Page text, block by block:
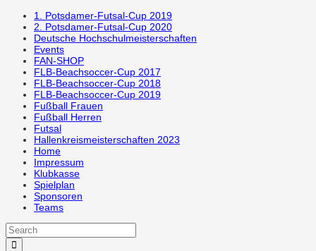
1. Potsdamer-Futsal-Cup 2019
2. Potsdamer-Futsal-Cup 2020
Deutsche Hochschulmeisterschaften
Events
FAN-SHOP
FLB-Beachsoccer-Cup 2017
FLB-Beachsoccer-Cup 2018
FLB-Beachsoccer-Cup 2019
Fußball Frauen
Fußball Herren
Futsal
Hallenkreismeisterschaften 2023
Home
Impressum
Klubkasse
Spielplan
Sponsoren
Teams